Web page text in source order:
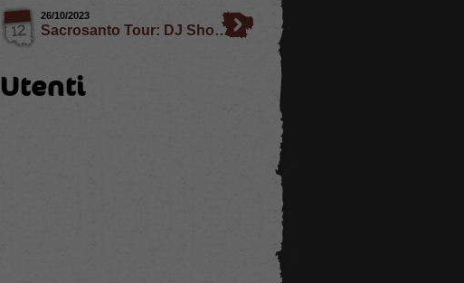
26/10/2023
Sacrosanto Tour: DJ Sho…
Utenti